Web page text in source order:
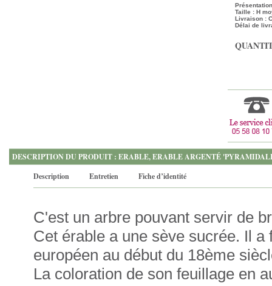
Taille : H
Livraison :
Délai de
DESCRIPTION DU PRODUIT : ERABLE, ERABLE ARGENTÉ
Description
Entretien Fiche d’identité
C'est un arbre pouvant servir de
Cet érable a une sève sucrée. Il
européen au début du 18ème
La coloration de son feuillage en